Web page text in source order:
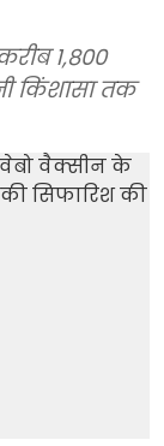
1,800
किंशासा तक